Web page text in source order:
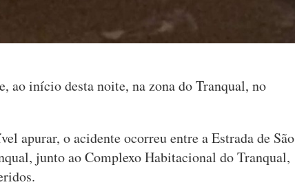
ao início desta noite, na zona do Tranqual, no
apurar, o acidente ocorreu entre a Estrada de São
junto ao Complexo Habitacional do Tranqual,